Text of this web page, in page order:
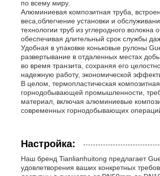
по всему миру.
Алюминиевая композитная труба,
веса,облегчение установки и
технологии труб из углеродного волокна
обеспечивая длительный срок службы
Удобная в упаковке коньковые рулоны
развертывание в отдаленных местах
во время транзита, сохраняя его
надежную работу, экономической
В целом, термопластическая
горнодобывающей промышленности,
материал, включая алюминиевые
современных горнодобывающих
Настройка:
Наш бренд Tianlianhuitong предлагает
удовлетворения ваших конкретных